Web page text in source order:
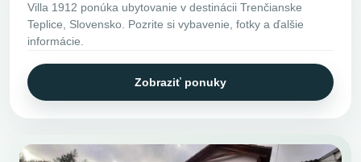
Villa 1912 ponúka ubytovanie v destinácii Trenčianske
Teplice, Slovensko. Pozrite si vybavenie, fotky a ďalšie
informácie.
Zobraziť ponuky